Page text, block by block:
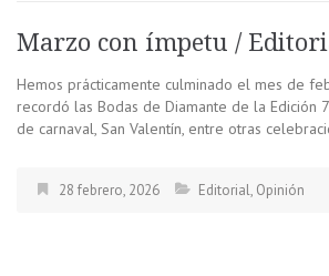
Marzo con ímpetu /
Hemos prácticamente culminado el mes de
recordó las Bodas de Diamante de la Edición
de carnaval, San Valentín, entre otras
28 febrero, 2026 Editorial, Opinión